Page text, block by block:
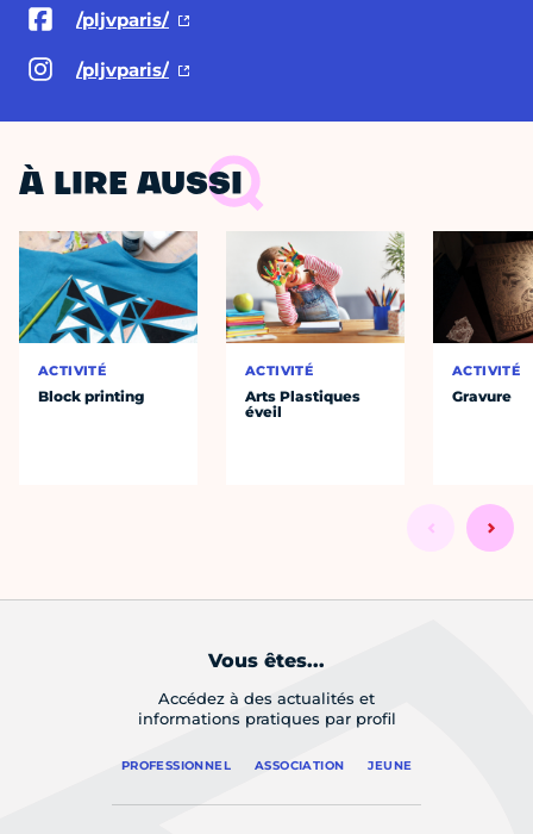
/pljvparis/
/pljvparis/
À LIRE AUSSI
ACTIVITÉ
Block printing
ACTIVITÉ
Arts Plastiques
éveil
ACTIVITÉ
Gravure
Vous êtes...
Accédez à des actualités et
informations pratiques par profil
PROFESSIONNEL ASSOCIATION JEUNE